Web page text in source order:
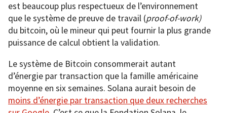
est beaucoup plus respectueux de l’environnement
que le système de preuve de travail (proof-of-work)
du bitcoin, où le mineur qui peut fournir la plus grande
puissance de calcul obtient la validation.
Le système de Bitcoin consommerait autant
d’énergie par transaction que la famille américaine
moyenne en six semaines. Solana aurait besoin de
moins d’énergie par transaction que deux recherches